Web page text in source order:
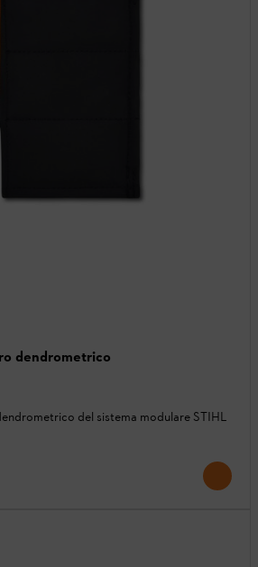
dendrometrico
del sistema modulare STIHL